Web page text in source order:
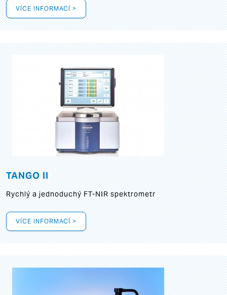
VÍCE INFORMACÍ >
TANGO II
Rychlý a jednoduchý FT-NIR spektrometr
VÍCE INFORMACÍ >